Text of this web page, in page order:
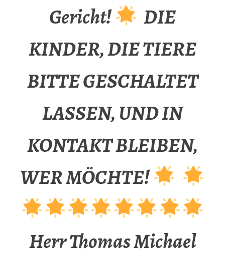
Gericht!
DIE
KINDER, DIE TIERE
BITTE GESCHALTET
LASSEN, UND IN
KONTAKT BLEIBEN,
WER MÖCHTE!
Herr Thomas Michael